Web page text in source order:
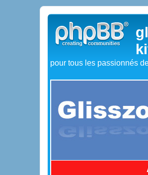
pour tous les passionnés